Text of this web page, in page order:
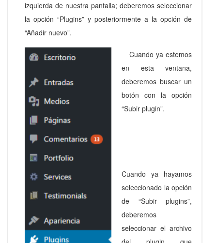
izquierda de nuestra pantalla; deberemos seleccionar
la opción “Plugins” y posteriormente a la opción de
“Añadir nuevo”.
Cuando ya estemos
en esta ventana,
deberemos buscar un
botón con la opción
“Subir plugin”.
Cuando ya hayamos
seleccionado la opción
de “Subir plugins”,
deberemos
seleccionar el archivo